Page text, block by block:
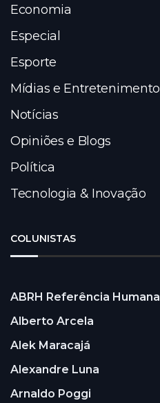
Economia
Especial
Esporte
Mídias e Entretenimento
Notícias
Opiniões e Blogs
Política
Tecnologia & Inovação
COLUNISTAS
ABRH Referência Humana
Alberto Arcela
Alek Maracajá
Alexandre Luna
Arnaldo Poggi